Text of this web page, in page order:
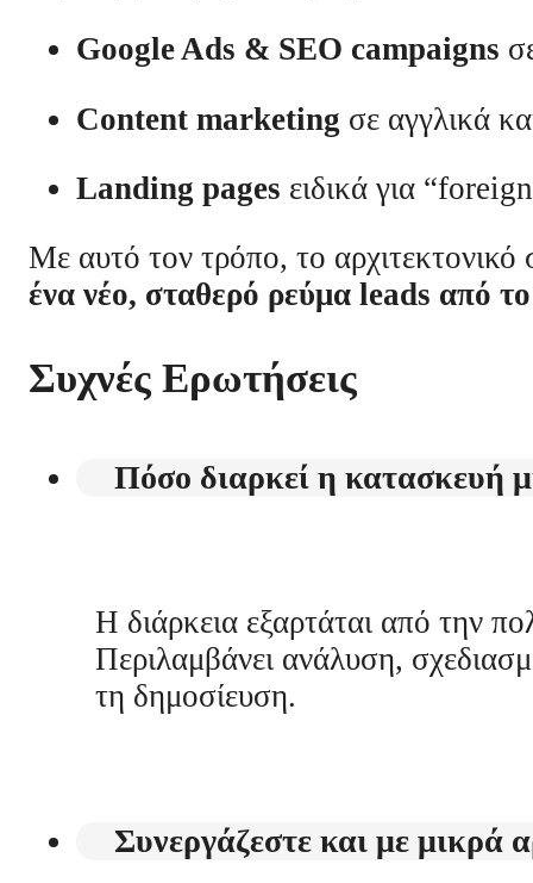
Google Ads & SEO campaigns
Content marketing σε αγγλικά
Landing pages ειδικά για
Με αυτό τον τρόπο, το
ένα νέο, σταθερό ρεύμα leads από
Συχνές Ερωτήσεις
Πόσο διαρκεί η κατασκευή
Η διάρκεια εξαρτάται από την
Περιλαμβάνει ανάλυση,
τη δημοσίευση.
Συνεργάζεστε και με μικρά